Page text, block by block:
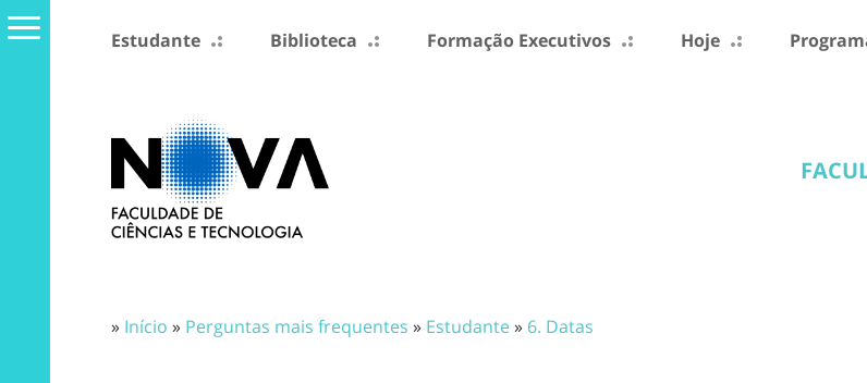
Estudante Biblioteca Formação Executivos Hoje
» Início » Perguntas mais frequentes » Estudante» 6. Datas